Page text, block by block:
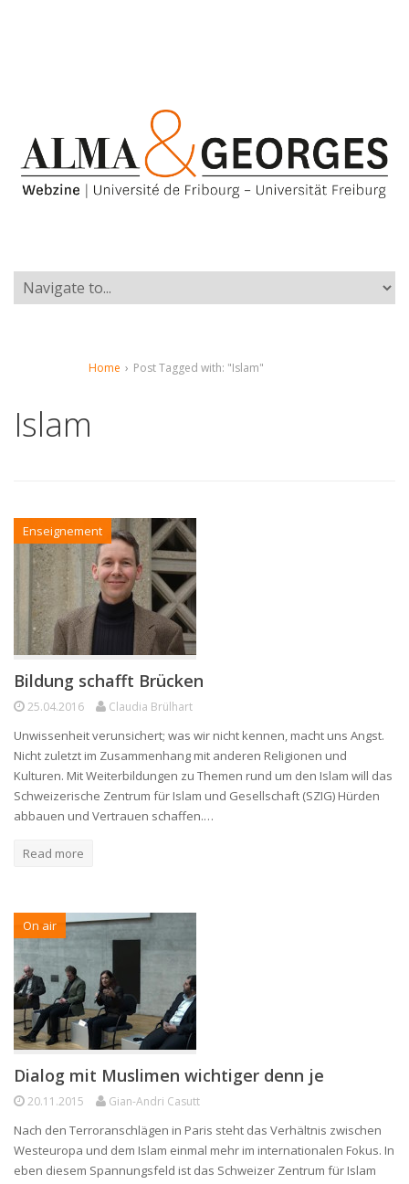
Home › Post Tagged with: "Islam"
Islam
Enseignement
Bildung schafft Brücken
25.04.2016 Claudia Brülhart
Unwissenheit verunsichert; was wir nicht kennen, macht uns Angst.
Nicht zuletzt im Zusammenhang mit anderen Religionen und
Kulturen. Mit Weiterbildungen zu Themen rund um den Islam will das
Schweizerische Zentrum für Islam und Gesellschaft (SZIG) Hürden
abbauen und Vertrauen schaffen.…
Read more
On air
Dialog mit Muslimen wichtiger denn je
20.11.2015 Gian-Andri Casutt
Nach den Terroranschlägen in Paris steht das Verhältnis zwischen
Westeuropa und dem Islam einmal mehr im internationalen Fokus. In
eben diesem Spannungsfeld ist das Schweizer Zentrum für Islam